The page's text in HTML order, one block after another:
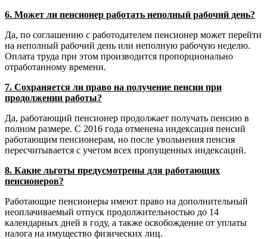
6. Может ли пенсионер работать неполный рабочий день?
Да, по соглашению с работодателем пенсионер может перейти
на неполный рабочий день или неполную рабочую неделю.
Оплата труда при этом производится пропорционально
отработанному времени.
7. Сохраняется ли право на получение пенсии при
продолжении работы?
Да, работающий пенсионер продолжает получать пенсию в
полном размере. С 2016 года отменена индексация пенсий
работающим пенсионерам, но после увольнения пенсия
пересчитывается с учетом всех пропущенных индексаций.
8. Какие льготы предусмотрены для работающих
пенсионеров?
Работающие пенсионеры имеют право на дополнительный
неоплачиваемый отпуск продолжительностью до 14
календарных дней в году, а также освобождение от уплаты
налога на имущество физических лиц.